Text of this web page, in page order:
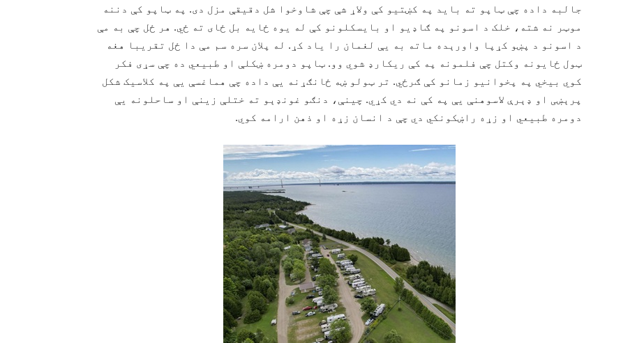
جالبه داده چې ټاپو ته باید په کښتیو کې ولاړ شې چې شاوخوا شل دقیقې مزل دی. په ټاپو کې دننه
موټر نه شته، خلک د اسونو په ګاډیو او بایسکلونو کې له یوه ځایه بل ځای ته ځي. هر ځل چې به مې
د اسونو د پښو کړپا واورېده ماته به یې لغمان را یاد کړ. له پلان سره سم مې دا ځل تقریبا هغه
ټول ځایونه وکتل چې فلمونه په کې ریکارډ شوي وو. ټاپو دومره ښکلې او طبیعي ده چې سړی فکر
کوي بیخي په پخوانیو زمانو کې ګرځي. تر ټولو ښه ځانګړنه یې داده چې هماغسې یې په کلاسیک شکل
پرېښی او ډېرې لاسوهنې یې په کې نه دي کړي. چینې، دنګو غونډېو ته ختلې زینې او ساحلونه یې
دومره طبیعي او زړه راښکونکي دي چې د انسان زړه او ذهن ارامه کوي.